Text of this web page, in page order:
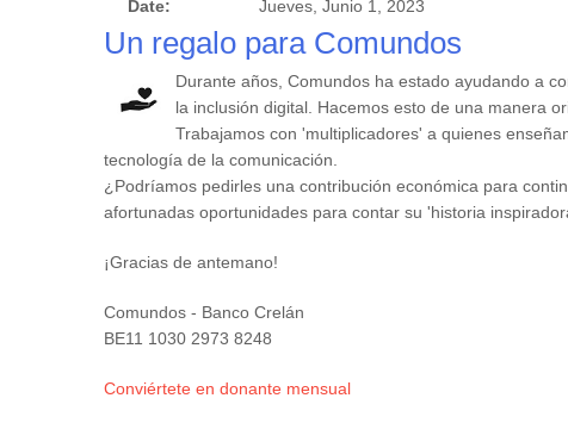
Date:
Jueves, Junio 1, 2023
Un regalo para Comundos
Durante años, Comundos ha estado ayudando a
la inclusión digital. Hacemos esto de una manera
Trabajamos con 'multiplicadores' a quienes
tecnología de la comunicación.
¿Podríamos pedirles una contribución económica para
afortunadas oportunidades para contar su 'historia
¡Gracias de antemano!
Comundos - Banco Crelán
BE11 1030 2973 8248
Conviértete en donante mensual